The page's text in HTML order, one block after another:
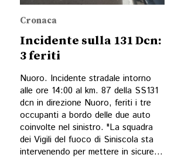
Cronaca
Incidente sulla 131 Dcn:
3 feriti
Nuoro. Incidente stradale intorno
alle ore 14:00 al km. 87 della SS131
dcn in direzione Nuoro, feriti i tre
occupanti a bordo delle due auto
coinvolte nel sinistro. "La squadra
dei Vigili del fuoco di Siniscola sta
intervenendo per mettere in sicure...